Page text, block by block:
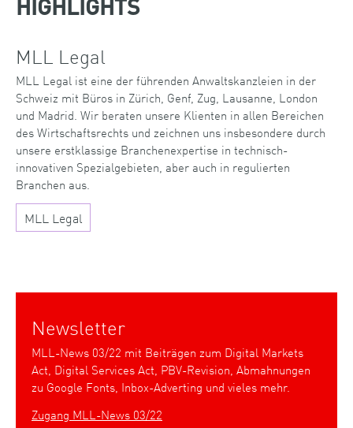
HIGHLIGHTS
MLL Legal
MLL Legal ist eine der führenden Anwaltskanzleien in der
Schweiz mit Büros in Zürich, Genf, Zug, Lausanne, London
und Madrid. Wir beraten unsere Klienten in allen Bereichen
des Wirtschaftsrechts und zeichnen uns insbesondere durch
unsere erstklassige Branchenexpertise in technisch-
innovativen Spezialgebieten, aber auch in regulierten
Branchen aus.
MLL Legal
Newsletter
MLL-News 03/22 mit Beiträgen zum Digital Markets
Act, Digital Services Act, PBV-Revision, Abmahnungen
zu Google Fonts, Inbox-Adverting und vieles mehr.
Zugang MLL-News 03/22